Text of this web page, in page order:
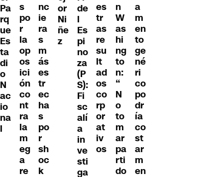
Pa
rq
ue
Es
ta
di
o
N
ac
io
na
l
s
po
r
la
op
os
ici
ón
co
nt
ra
la
m
eg
a
re
nc
ie
ra
s
m
ás
es
tr
ec
ha
s
po
r
sh
oc
k
or
Ni
ñe
z
de
l
Es
pi
no
za
(P
S):
Fi
sc
alí
a
in
ve
sti
ga
es
tr
as
re
su
lt
ad
os
co
rp
or
at
iv
os
n
W
as
hi
ng
to
n:
“
N
o
to
m
ar
pa
rti
do
a
m
en
to
ge
né
ri
co
po
dr
ía
co
st
ar
m
en